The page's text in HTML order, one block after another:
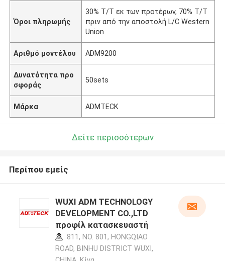
Όροι πληρωμής
30% T/T εκ των προτέρων, 70% T/T
πριν από την αποστολή L/C Western
Union
Αριθμό μοντέλου ADM9200
Δυνατότητα προ
σφοράς
50sets
Μάρκα ADMTECK
Δείτε περισσότερων
Περίπου εμείς
WUXI ADM TECHNOLOGY
DEVELOPMENT CO.,LTD
προφίλ κατασκευαστή
811, NO. 801, HONGQIAO
ROAD, BINHU DISTRICT WUXI,